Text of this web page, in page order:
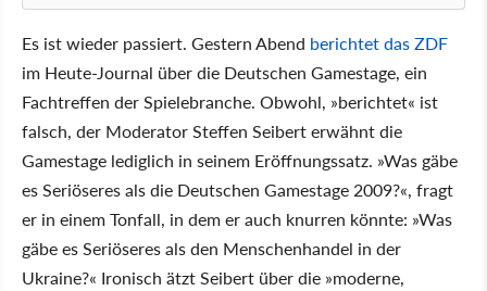
Es ist wieder passiert. Gestern Abend berichtet das ZDF
im Heute-Journal über die Deutschen Gamestage, ein
Fachtreffen der Spielebranche. Obwohl, »berichtet« ist
falsch, der Moderator Steffen Seibert erwähnt die
Gamestage lediglich in seinem Eröffnungssatz. »Was gäbe
es Seriöseres als die Deutschen Gamestage 2009?«, fragt
er in einem Tonfall, in dem er auch knurren könnte: »Was
gäbe es Seriöseres als den Menschenhandel in der
Ukraine?« Ironisch ätzt Seibert über die »moderne,